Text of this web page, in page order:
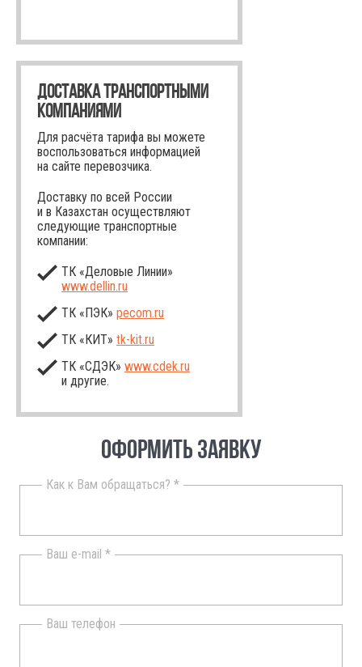
ДОСТАВКА ТРАНСПОРТНЫМИ
КОМПАНИЯМИ
Для расчёта тарифа вы можете
воспользоваться информацией
на сайте перевозчика.
Доставку по всей России
и в Казахстан осуществляют
следующие транспортные
компании:
ТК «Деловые Линии»
www.dellin.ru
ТК «ПЭК» pecom.ru
ТК «КИТ» tk-kit.ru
ТК «СДЭК» www.cdek.ru
и другие.
ОФОРМИТЬ ЗАЯВКУ
Как к Вам обращаться? *
Ваш e-mail *
Ваш телефон